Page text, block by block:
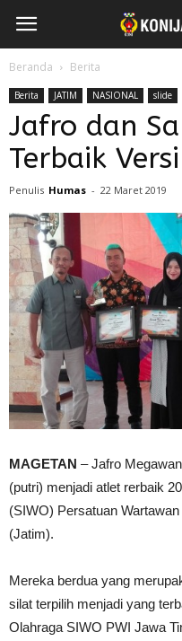
Beranda Berita
Berita JATIM NASIONAL slide
Jafro dan
Terbaik
Penulis Humas - 22 Maret 2019
MAGETAN – Jafro
(putri) menjadi atlet rerbaik
(SIWO) Persatuan
(Jatim).
Mereka berdua yang
silat terpilih menjadi yang
Olahraga SIWO PWI Jawa